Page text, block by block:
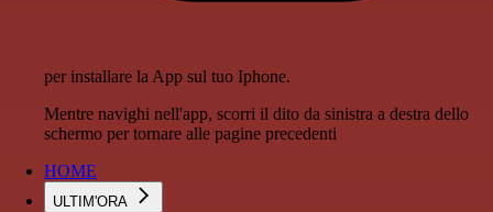
per installare la App sul tuo Iphone.
Mentre navighi nell'app, scorri il dito da sinistra a destra dello
schermo per tornare alle pagine precedenti
HOME
ULTIM'ORA